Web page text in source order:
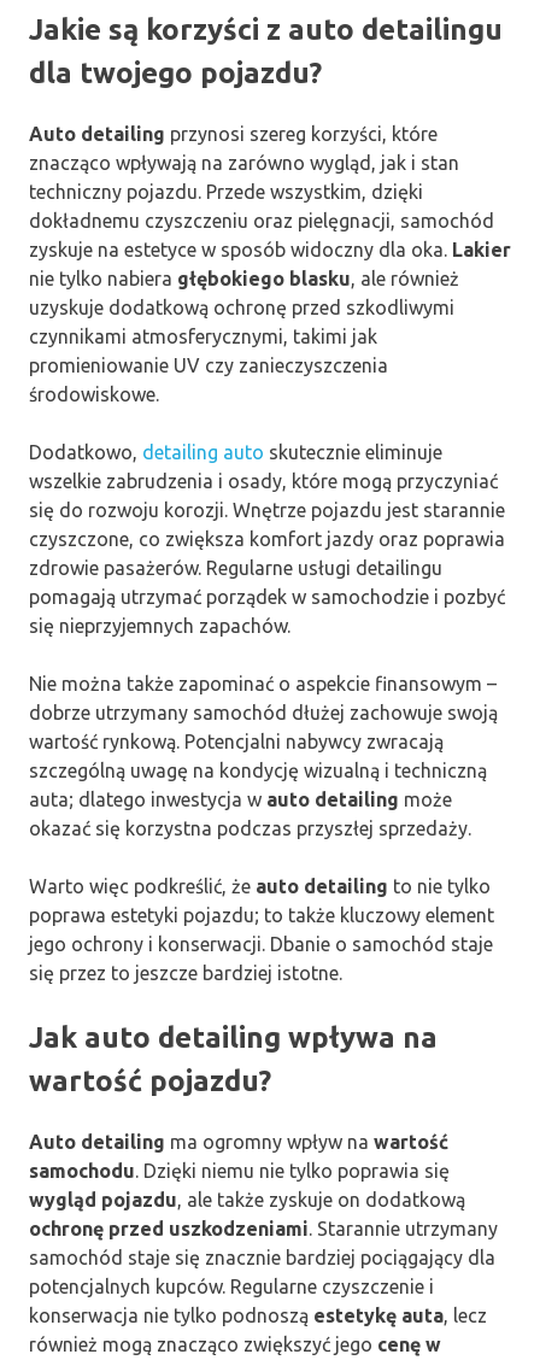
Jakie są korzyści z auto detailingu
dla twojego pojazdu?
Auto detailing przynosi szereg korzyści, które
znacząco wpływają na zarówno wygląd, jak i stan
techniczny pojazdu. Przede wszystkim, dzięki
dokładnemu czyszczeniu oraz pielęgnacji, samochód
zyskuje na estetyce w sposób widoczny dla oka. Lakier
nie tylko nabiera głębokiego blasku, ale również
uzyskuje dodatkową ochronę przed szkodliwymi
czynnikami atmosferycznymi, takimi jak
promieniowanie UV czy zanieczyszczenia
środowiskowe.
Dodatkowo, detailing auto skutecznie eliminuje
wszelkie zabrudzenia i osady, które mogą przyczyniać
się do rozwoju korozji. Wnętrze pojazdu jest starannie
czyszczone, co zwiększa komfort jazdy oraz poprawia
zdrowie pasażerów. Regularne usługi detailingu
pomagają utrzymać porządek w samochodzie i pozbyć
się nieprzyjemnych zapachów.
Nie można także zapominać o aspekcie finansowym –
dobrze utrzymany samochód dłużej zachowuje swoją
wartość rynkową. Potencjalni nabywcy zwracają
szczególną uwagę na kondycję wizualną i techniczną
auta; dlatego inwestycja w auto detailing może
okazać się korzystna podczas przyszłej sprzedaży.
Warto więc podkreślić, że auto detailing to nie tylko
poprawa estetyki pojazdu; to także kluczowy element
jego ochrony i konserwacji. Dbanie o samochód staje
się przez to jeszcze bardziej istotne.
Jak auto detailing wpływa na
wartość pojazdu?
Auto detailing ma ogromny wpływ na wartość
samochodu . Dzięki niemu nie tylko poprawia się
wygląd pojazdu , ale także zyskuje on dodatkową
ochronę przed uszkodzeniami . Starannie utrzymany
samochód staje się znacznie bardziej pociągający dla
potencjalnych kupców. Regularne czyszczenie i
konserwacja nie tylko podnoszą estetykę auta , lecz
również mogą znacząco zwiększyć jego cenę w